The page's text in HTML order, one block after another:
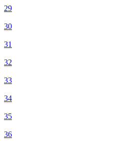
29
30
31
32
33
34
35
36